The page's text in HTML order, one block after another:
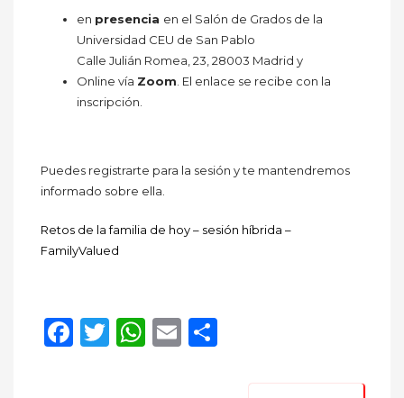
en presencia en el Salón de Grados de la
Universidad CEU de San Pablo
Calle Julián Romea, 23, 28003 Madrid y
Online vía Zoom. El enlace se recibe con la
inscripción.
Puedes registrarte para la sesión y te mantendremos
informado sobre ella.
Retos de la familia de hoy – sesión híbrida –
FamilyValued
Facebook
Twitter
WhatsApp
Email